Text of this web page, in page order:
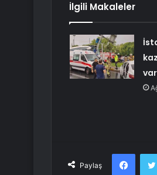
İlgili Makaleler
Paylaş